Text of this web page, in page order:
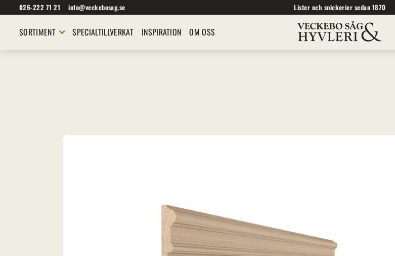
026-222 71 21 info@veckebosag.se Lister och snickerier sedan 1870
SORTIMENT SPECIALTILLVERKAT INSPIRATION OM OSS